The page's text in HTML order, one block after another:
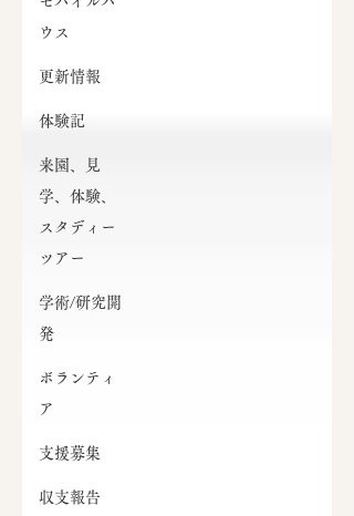
ウス
更新情報
体験記
来園、見
学、体験、
スタディー
ツアー
学術/研究開
発
ボランティ
ア
支援募集
収支報告